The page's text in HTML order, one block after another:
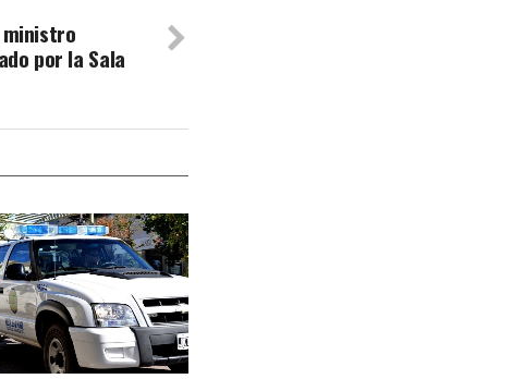
por la Sala